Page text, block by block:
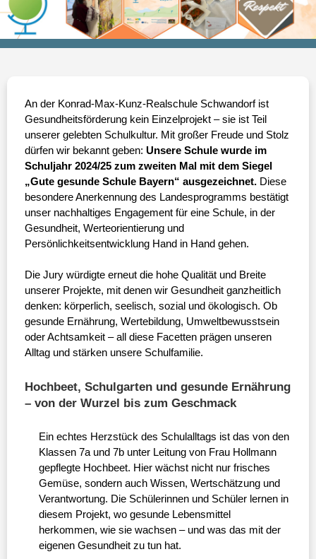
An der Konrad-Max-Kunz-Realschule Schwandorf ist
Gesundheitsförderung kein Einzelprojekt – sie ist Teil
unserer gelebten Schulkultur. Mit großer Freude und Stolz
dürfen wir bekannt geben: Unsere Schule wurde im
Schuljahr 2024/25 zum zweiten Mal mit dem Siegel
„Gute gesunde Schule Bayern“ ausgezeichnet. Diese
besondere Anerkennung des Landesprogramms bestätigt
unser nachhaltiges Engagement für eine Schule, in der
Gesundheit, Werteorientierung und
Persönlichkeitsentwicklung Hand in Hand gehen.
Die Jury würdigte erneut die hohe Qualität und Breite
unserer Projekte, mit denen wir Gesundheit ganzheitlich
denken: körperlich, seelisch, sozial und ökologisch. Ob
gesunde Ernährung, Wertebildung, Umweltbewusstsein
oder Achtsamkeit – all diese Facetten prägen unseren
Alltag und stärken unsere Schulfamilie.
Hochbeet, Schulgarten und gesunde Ernährung
– von der Wurzel bis zum Geschmack
Ein echtes Herzstück des Schulalltags ist das von den
Klassen 7a und 7b unter Leitung von Frau Hollmann
gepflegte Hochbeet. Hier wächst nicht nur frisches
Gemüse, sondern auch Wissen, Wertschätzung und
Verantwortung. Die Schülerinnen und Schüler lernen in
diesem Projekt, wo gesunde Lebensmittel
herkommen, wie sie wachsen – und was das mit der
eigenen Gesundheit zu tun hat.